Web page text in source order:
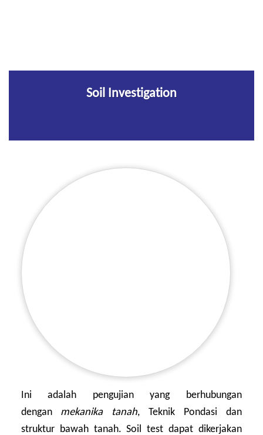
Soil Investigation
Ini adalah pengujian yang berhubungan
dengan mekanika tanah, Teknik Pondasi dan
struktur bawah tanah. Soil test dapat dikerjakan